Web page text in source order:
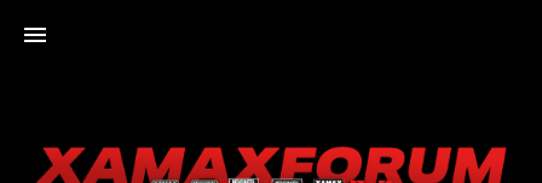
XAMAXFORUM